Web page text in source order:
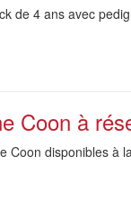
de 4 ans avec
Coon à
Coon disponibles à